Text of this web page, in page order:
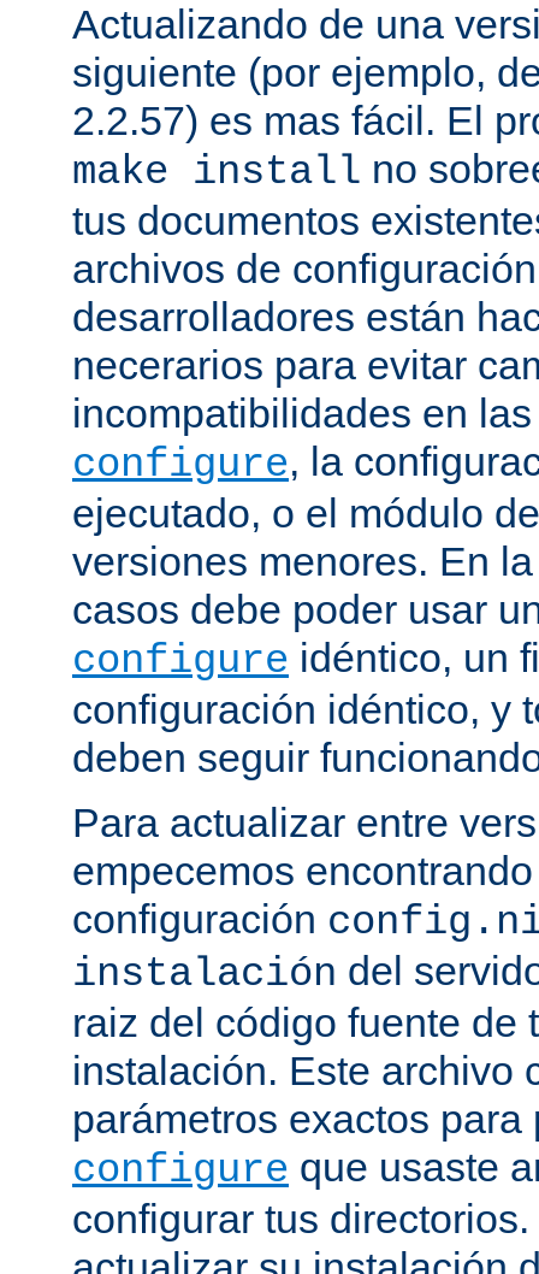
Actualizando de una
siguiente (por ejemplo,
2.2.57) es mas fácil. El
make install no
tus documentos
archivos de
desarrolladores están
necerarios para evitar
incompatibilidades en
configure, la
ejecutado, o el módulo
versiones menores. En
casos debe poder usar
configure idéntico, un
configuración idéntico, y
deben seguir
Para actualizar entre
empecemos
configuración
instalación del
raiz del código fuente de
instalación. Este archivo
parámetros exactos para
configure que usaste
configurar tus